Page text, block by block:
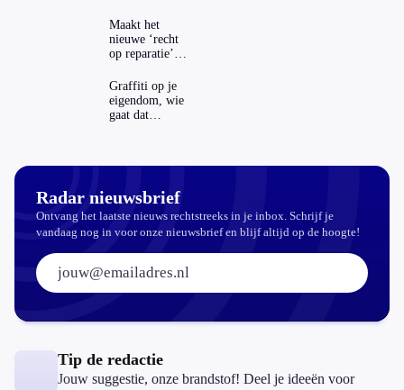
Maakt het
nieuwe ‘recht
op reparatie’
echt
aantrekkelijker?
Graffiti op je
eigendom, wie
gaat dat
Radar nieuwsbrief
Ontvang het laatste nieuws rechtstreeks in je inbox. Schrijf je
vandaag nog in voor onze nieuwsbrief en blijf altijd op de hoogte!
E-mailadres:
Tip de redactie
Jouw suggestie, onze brandstof! Deel je ideeën voor